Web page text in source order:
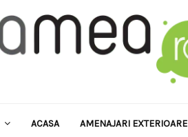
ACASA AMENAJARI EXTERIOARE